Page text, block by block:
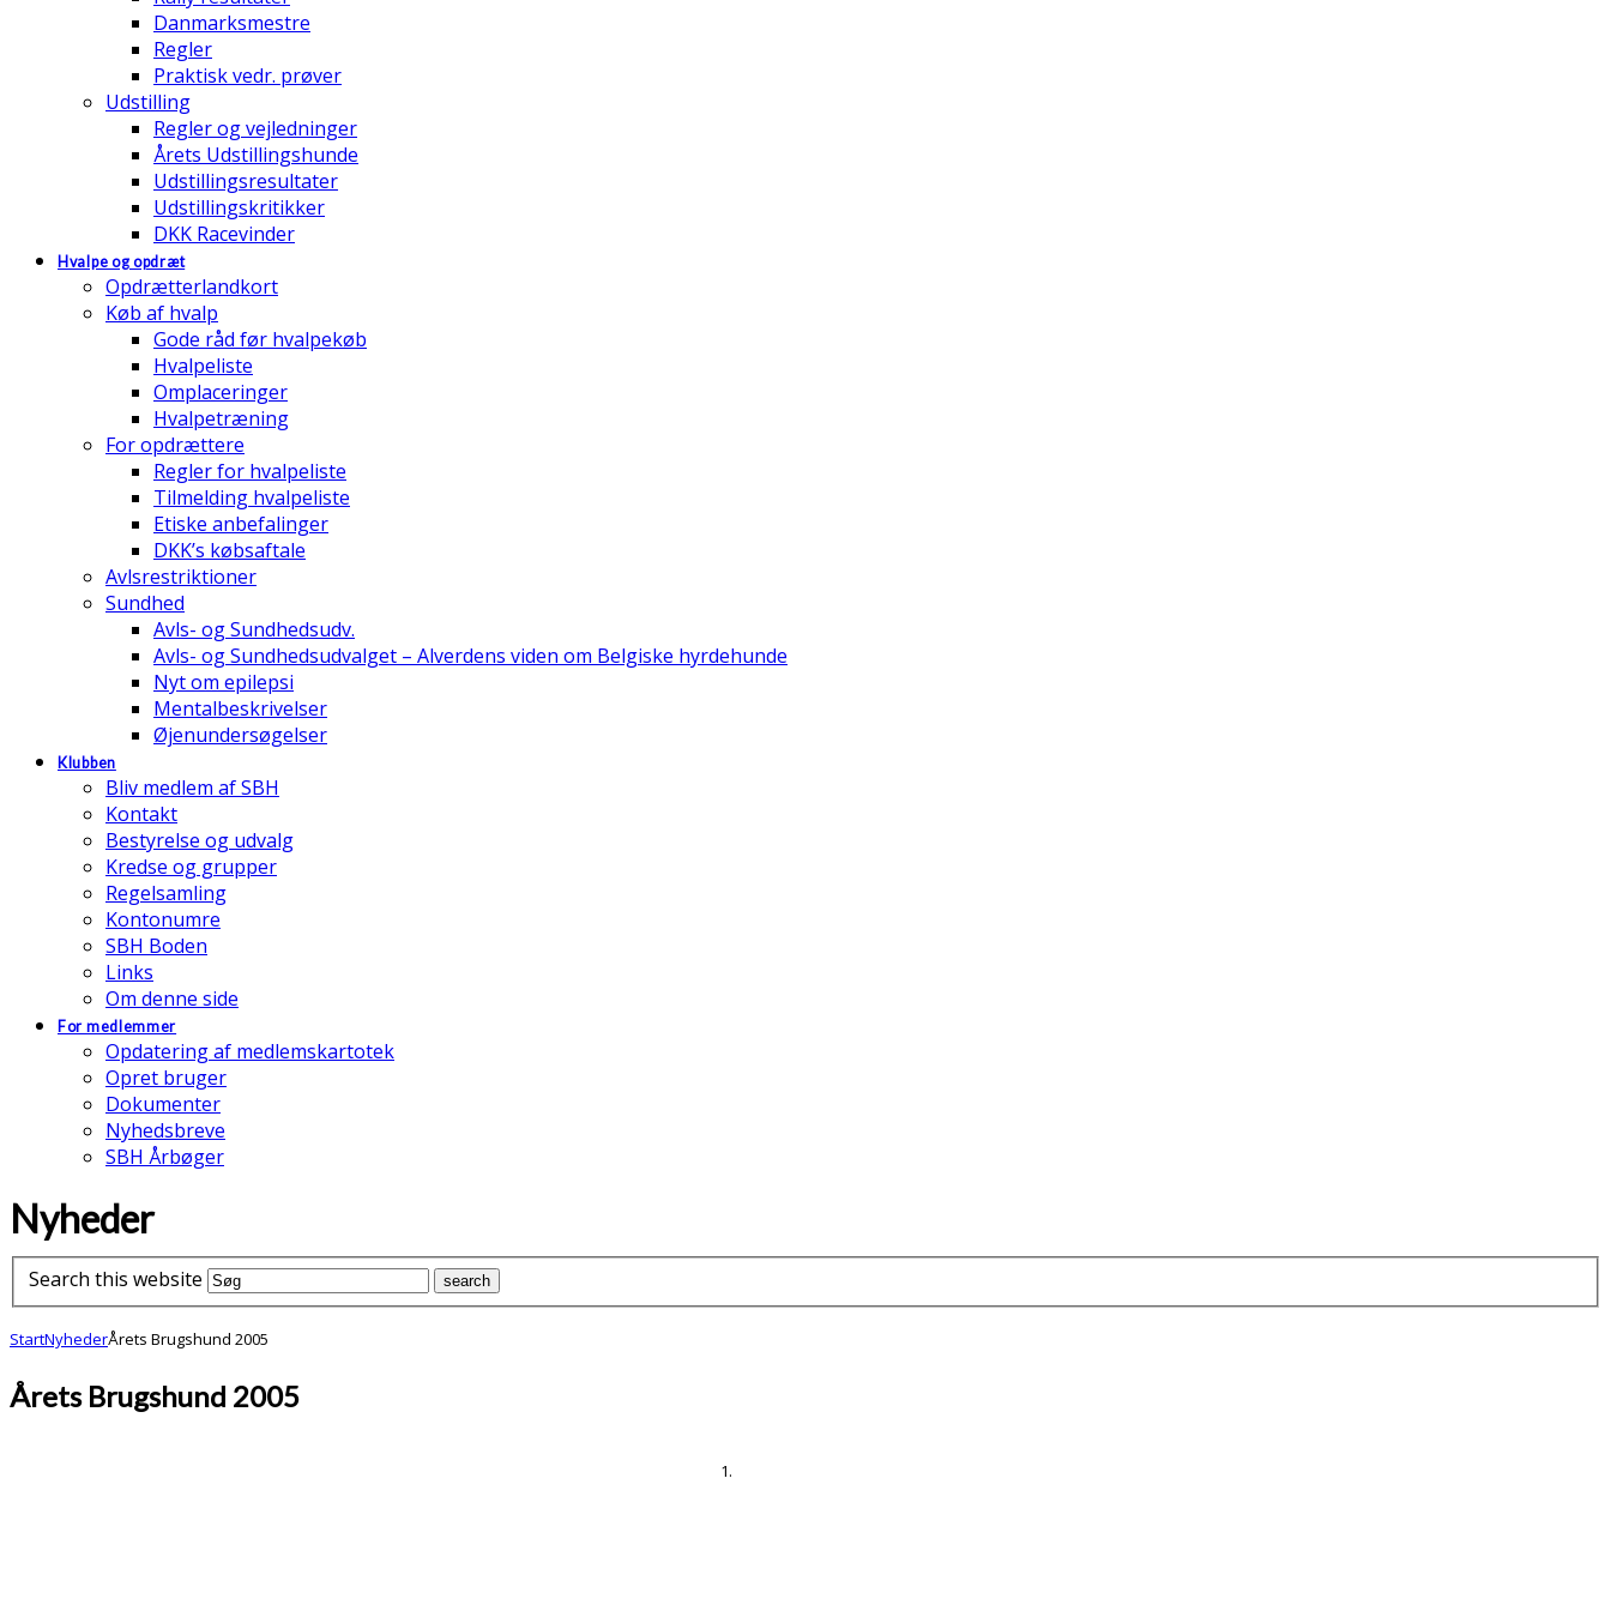
Danmarksmestre
Regler
Praktisk vedr. prøver
Udstilling
Regler og vejledninger
Årets Udstillingshunde
Udstillingsresultater
Udstillingskritikker
DKK Racevinder
Hvalpe og opdræt
Opdrætterlandkort
Køb af hvalp
Gode råd før hvalpekøb
Hvalpeliste
Omplaceringer
Hvalpetræning
For opdrættere
Regler for hvalpeliste
Tilmelding hvalpeliste
Etiske anbefalinger
DKK’s købsaftale
Avlsrestriktioner
Sundhed
Avls- og Sundhedsudv.
Avls- og Sundhedsudvalget – Alverdens viden om Belgiske hyrdehunde
Nyt om epilepsi
Mentalbeskrivelser
Øjenundersøgelser
Klubben
Bliv medlem af SBH
Kontakt
Bestyrelse og udvalg
Kredse og grupper
Regelsamling
Kontonumre
SBH Boden
Links
Om denne side
For medlemmer
Opdatering af medlemskartotek
Opret bruger
Dokumenter
Nyhedsbreve
SBH Årbøger
Nyheder
Search this website
StartNyhederÅrets Brugshund 2005
Årets Brugshund 2005
1.